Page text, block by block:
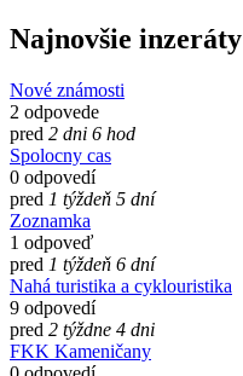
Najnovšie inzeráty
Nové známosti
2 odpovede
pred 2 dni 6 hod
Spolocny cas
0 odpovedí
pred 1 týždeň 5 dní
Zoznamka
1 odpoveď
pred 1 týždeň 6 dní
Nahá turistika a cyklouristika
9 odpovedí
pred 2 týždne 4 dni
FKK Kameničany